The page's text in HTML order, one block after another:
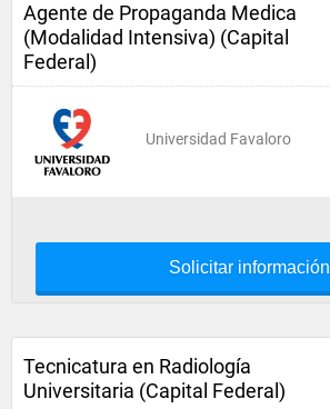
Agente de Propaganda Medica
(Modalidad Intensiva) (Capital
Federal)
Universidad Favaloro
Solicitar información
Tecnicatura en Radiología
Universitaria (Capital Federal)